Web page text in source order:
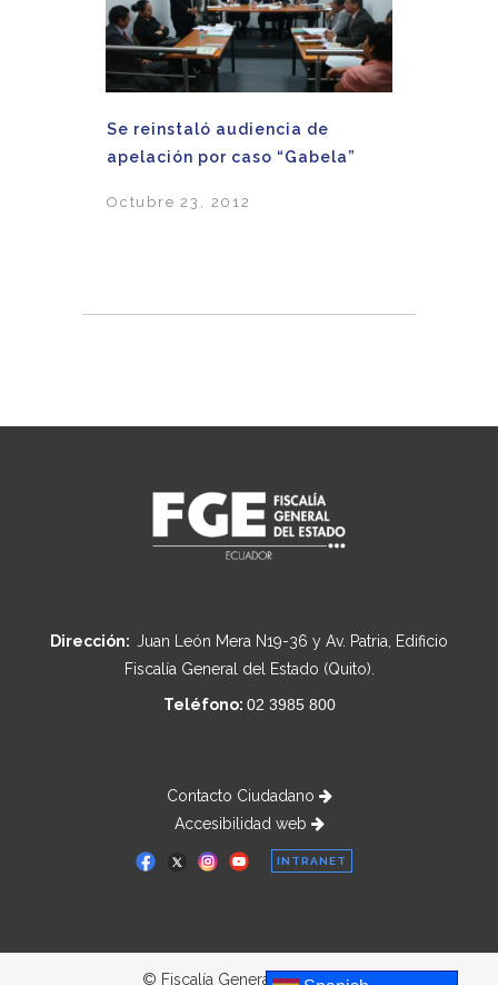
Se reinstaló audiencia de
apelación por caso “Gabela”
Octubre 23, 2012
Dirección: Juan León Mera N19-36 y Av. Patria, Edificio
Fiscalía General del Estado (Quito).
Teléfono: 02 3985 800
Contacto Ciudadano
Accesibilidad web
INTRANET
© Fiscalía General del Estado